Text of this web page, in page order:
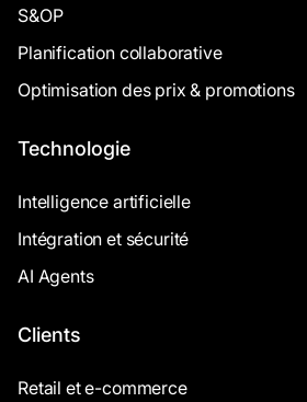
S&OP
Planification collaborative
Optimisation des prix & promotions
Technologie
Intelligence artificielle
Intégration et sécurité
AI Agents
Clients
Retail et e-commerce